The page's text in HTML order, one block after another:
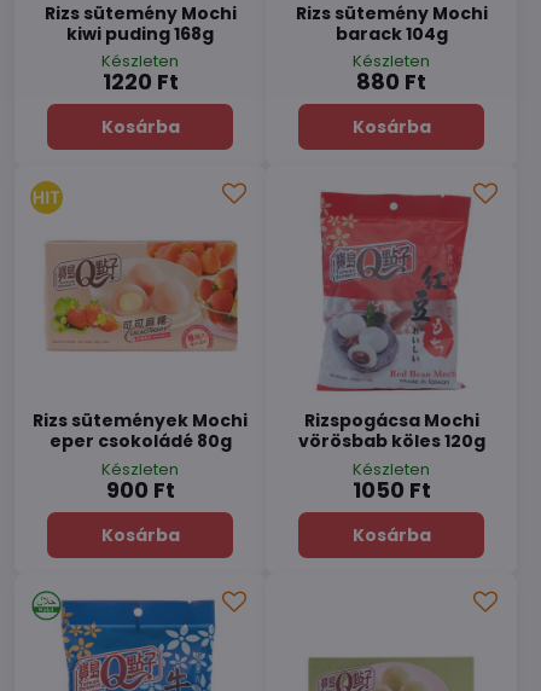
Rizs sütemény Mochi
kiwi puding 168g
Készleten
1220 Ft
Kosárba
Rizs sütemény Mochi
barack 104g
Készleten
880 Ft
Kosárba
Rizs sütemények Mochi
eper csokoládé 80g
Készleten
900 Ft
Kosárba
Rizspogácsa Mochi
vörösbab köles 120g
Készleten
1050 Ft
Kosárba